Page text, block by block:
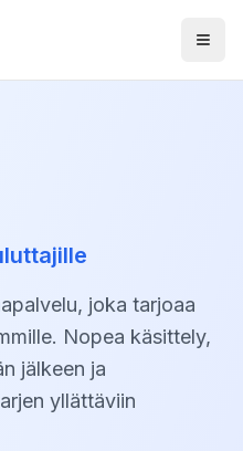
joka tarjoaa
Nopea käsittely,
jälkeen ja
yllättäviin